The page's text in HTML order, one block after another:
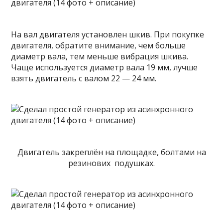
На вал двигателя установлен шкив. При покупке
двигателя, обратите внимание, чем больше
диаметр вала, тем меньше вибрация шкива.
Чаще используется диаметр вала 19 мм, лучше
взять двигатель с валом 22 — 24 мм.
Двигатель закреплён на площадке, болтами на
резинових подушках.